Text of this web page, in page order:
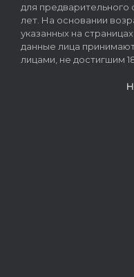
для предварительного
лет. На основании
указанных на
данные лица
лицами, не достигшим